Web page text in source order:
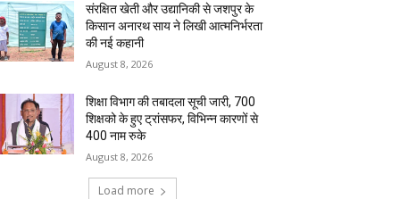
संरक्षित खेती और उद्यानिकी से जशपुर के
किसान अनारथ साय ने लिखी आत्मनिर्भरता
की नई कहानी
August 8, 2026
शिक्षा विभाग की तबादला सूची जारी, 700
शिक्षको के हुए ट्रांसफर, विभिन्न कारणों से
400 नाम रुके
August 8, 2026
Load more